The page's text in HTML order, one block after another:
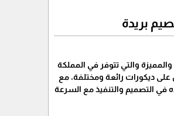
بريدة
والتي تتوفر في المملكة
ديكورات رائعة ومختلفة، مع
في التصميم والتنفيذ مع السرعة